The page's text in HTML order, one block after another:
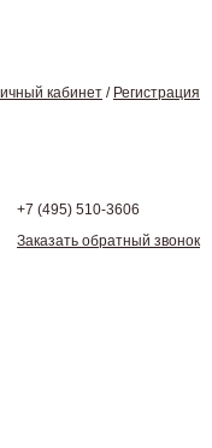
кабинет / Регистрация
+7 (495) 510-3606
Заказать обратный звонок